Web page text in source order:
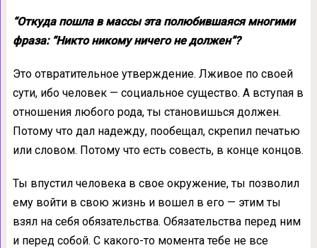
“Откуда пошла в массы эта полюбившаяся многими
фраза: “Никто никому ничего не должен”?
Это отвратительное утверждение. Лживое по своей
сути, ибо человек — социальное существо. А вступая в
отношения любого рода, ты становишься должен.
Потому что дал надежду, пообещал, скрепил печатью
или словом. Потому что есть совесть, в конце концов.
Ты впустил человека в свое окружение, ты позволил
ему войти в свою жизнь и вошел в его — этим ты
взял на себя обязательства. Обязательства перед ним
и перед собой. С какого-то момента тебе не все